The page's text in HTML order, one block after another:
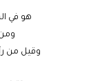
هو في
ومن
وقيل من